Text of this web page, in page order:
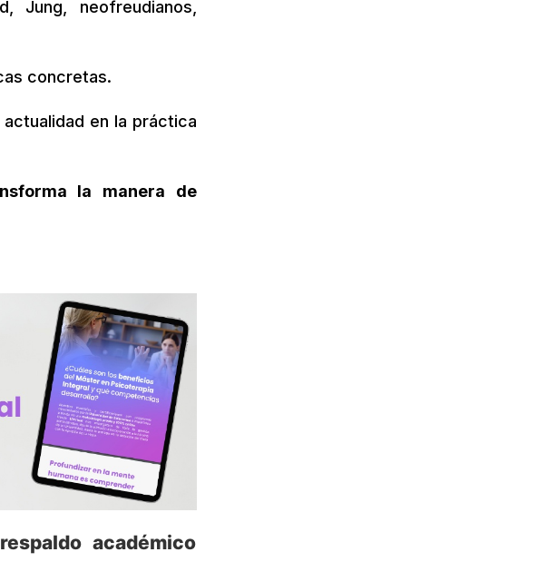
Jung, neofreudianos,
concretas.
en la práctica
la manera de
académico